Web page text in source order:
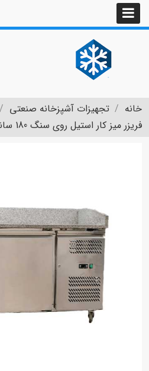
خانه تجهیزات آشپزخانه صنعتی
فریزر میز کار استیل روی سنگ 180 سانت عرض 80 سانت وین کول